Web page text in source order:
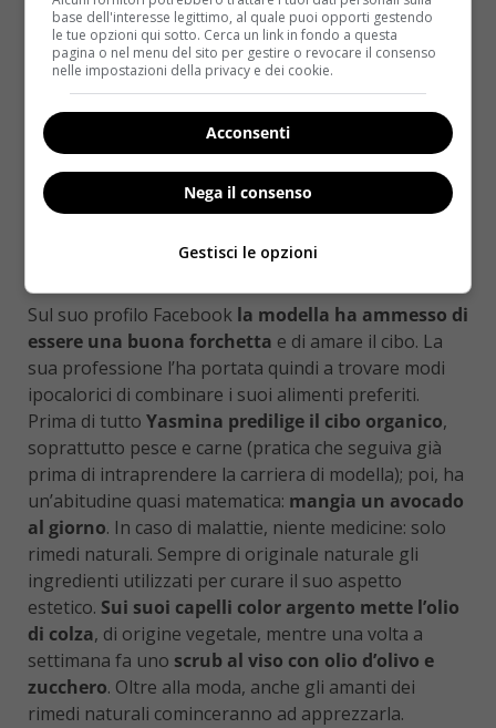
Sul suo profilo Facebook la modella ha ammesso di
essere una buona forchetta e di amare il cibo. La
sua professione l’ha portata quindi a trovare modi
ipocalorici di combinare i suoi alimenti preferiti.
Prima di tutto Yasmina predilige il cibo organico,
soprattutto pesce e carne (pratica che seguiva già
prima di intraprendere la carriera di modella); poi, ha
un’abitudine quasi matematica: mangia un avocado
al giorno. In caso di malattie, niente medicine: solo
rimedi naturali. Sempre di originale naturale gli
ingredienti utilizzati per curare il suo aspetto
estetico. Sui suoi capelli color argento mette l’olio
di colza, di origine vegetale, mentre una volta a
settimana fa uno scrub al viso con olio d’olivo e
zucchero. Oltre alla moda, anche gli amanti dei
rimedi naturali cominceranno ad apprezzarla.
base dell'interesse legittimo, al quale puoi opporti gestendo
le tue opzioni qui sotto. Cerca un link in fondo a questa
pagina o nel menu del sito per gestire o revocare il consenso
nelle impostazioni della privacy e dei cookie.
Acconsenti
Nega il consenso
Gestisci le opzioni